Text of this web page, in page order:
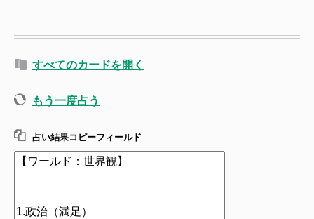
すべてのカードを開く
もう一度占う
占い結果コピーフィールド